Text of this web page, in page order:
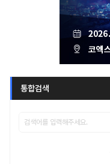
통합검색